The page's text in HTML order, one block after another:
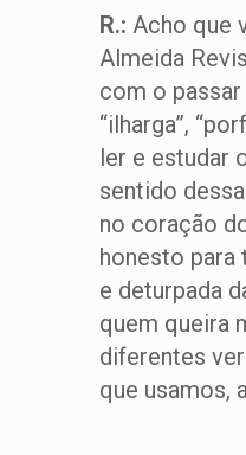
R.: Acho que
Almeida
com o
“ilharga”,
ler e estudar
sentido
no coração
honesto para
e deturpada
quem queira
diferentes
que usamos,